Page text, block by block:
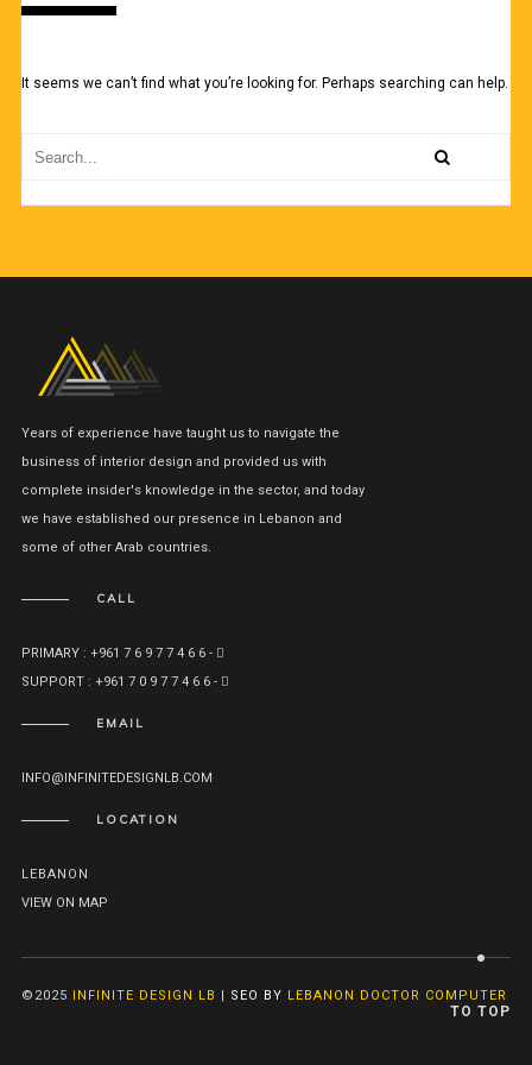
It seems we can’t find what you’re looking for. Perhaps searching can help.
Years of experience have taught us to navigate the
business of interior design and provided us with
complete insider's knowledge in the sector, and today
we have established our presence in Lebanon and
some of other Arab countries.
CALL
PRIMARY : +961 7 6 9 7 7 4 6 6 -
SUPPORT : +961 7 0 9 7 7 4 6 6 -
EMAIL
INFO@INFINITEDESIGNLB.COM
LOCATION
LEBANON
VIEW ON MAP
©2025 INFINITE DESIGN LB | SEO BY LEBANON DOCTOR COMPUTER
TO TOP